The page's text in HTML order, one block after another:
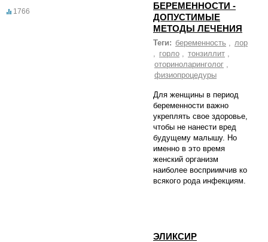
1766
БЕРЕМЕННОСТИ -
ДОПУСТИМЫЕ
МЕТОДЫ ЛЕЧЕНИЯ
Теги: беременность , лор
, горло , тонзиллит ,
оториноларинголог ,
физиопроцедуры
Для женщины в период
беременности важно
укреплять свое здоровье,
чтобы не нанести вред
будущему малышу. Но
именно в это время
женский организм
наиболее восприимчив ко
всякого рода инфекциям.
ЭЛИКСИР